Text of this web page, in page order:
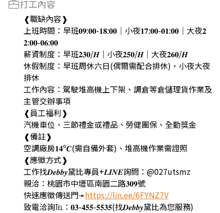
打工內容
❰職缺內容❱
上班時間：早班𝟎𝟗:𝟎𝟎-𝟏𝟖:𝟎𝟎｜小夜𝟏𝟕:𝟎𝟎-𝟎𝟏:𝟎𝟎｜大夜𝟐
𝟐:𝟎𝟎-𝟎𝟔:𝟎𝟎
薪資制度：早班𝟐𝟑𝟎/𝑯｜小夜𝟐𝟓𝟎/𝑯｜大夜𝟐𝟔𝟎/𝑯
休假制度：早班周休六日(偶爾需配合排休)，小夜大夜
排休
工作內容：駕駛堆高機上下架、調倉等倉儲理貨作業及
主管交辦事項
❰員工福利❱
汽機車位、三節禮金或禮品、勞健團保、全勤獎金
❰備註❱
空調廠房𝟏𝟒º𝑪(需自備外套)、堆高機作業需證照
❰應徵方式❱
工作找𝑫𝒆𝒃𝒃𝒚黛比專員+𝑳𝑰𝑵𝑬詢問：@027utsmz
親洽：桃園市中壢區南園二路𝟑𝟎𝟗號
快速應徵傳送門➛https://lin.ee/6FYNZ7V
致電洽詢℡：𝟎𝟑-𝟒𝟓𝟓-𝟓𝟓𝟑𝟓(找𝑫𝒆𝒃𝒃𝒚黛比為您服務)